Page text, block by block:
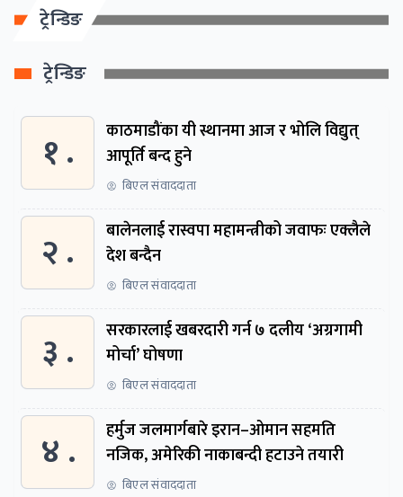
ट्रेन्डिङ
ट्रेन्डिङ
१ .
काठमाडौंका यी स्थानमा आज र भोलि विद्युत्
आपूर्ति बन्द हुने
बिएल संवाददाता
२ .
बालेनलाई रास्वपा महामन्त्रीको जवाफः एक्लैले
देश बन्दैन
बिएल संवाददाता
३ .
सरकारलाई खबरदारी गर्न ७ दलीय ‘अग्रगामी
मोर्चा’ घोषणा
बिएल संवाददाता
४ .
हर्मुज जलमार्गबारे इरान–ओमान सहमति
नजिक, अमेरिकी नाकाबन्दी हटाउने तयारी
बिएल संवाददाता